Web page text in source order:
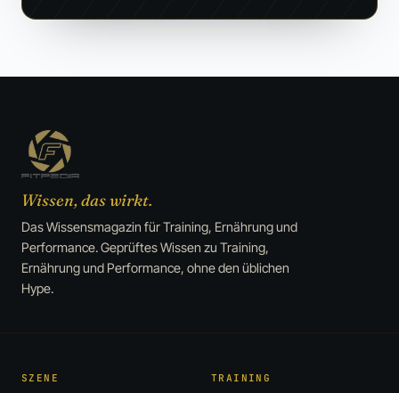
Wissen, das wirkt.
Das Wissensmagazin für Training, Ernährung und
Performance. Geprüftes Wissen zu Training,
Ernährung und Performance, ohne den üblichen
Hype.
SZENE TRAINING